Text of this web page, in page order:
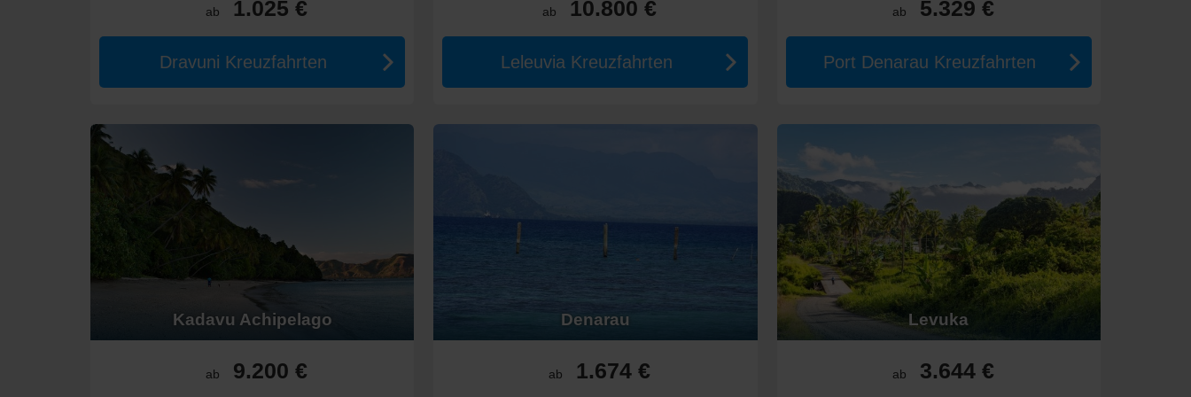
Kosten für eine Kreuzfahrt in Fidschi
Die Preise für Fidschi-Kreuzfahrten variieren je nach Reiselänge und Reederei:
Einwöchige Kreuzfahrten kosten etwa zwischen 1.200 € und 1.800 € pro Person.
Luxusfahrten beginnen typischerweise bei 4.000 € und können bis zu 10.000 € kosten, abhängig von der Reederei und den gewählten Annehmlichkeiten.
Alternative Regionen für Kreuzfahrten
Wenn Sie über eine Kreuzfahrt nach Fidschi nachdenken, könnten folgende Regionen ebenfalls von Interesse sein:
Polynesien:
Diese Region bietet ähnliche tropische Schönheiten und gibt Ihnen die Chance, mehr über die faszinierende Kultur und Geschichte der Bewohner zu erfahren.
Ein Besuch in Australien wäre eine großartige Ergänzung, mit Zugriff auf einige der besten Städte, Strände und Naturwunder der Welt.
Neuseeland:Bekannt für dramatische Landschaften und freundliche Menschen, perfekt für Abenteuer und Naturliebhaber.
Berühmt für seine einzigartigen Strände und vulkanische Schönheit, bietet es die gleiche tropische Atmosphäre, ergänzt durch ein reiches kulturelles Erbe.
ab 1.025 €
Dravuni Kreuzfahrten
ab 10.800 €
Leleuvia Kreuzfahrten
ab 5.329 €
Port Denarau Kreuzfahrten
Kadavu Achipelago
ab 9.200 €
Denarau
ab 1.674 €
Levuka
ab 3.644 €